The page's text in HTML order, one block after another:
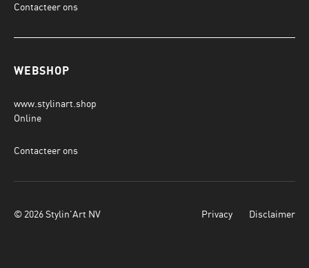
Contacteer ons
WEBSHOP
www.stylinart.shop
Online
Contacteer ons
© 2026 Stylin'Art NV Privacy Disclaimer